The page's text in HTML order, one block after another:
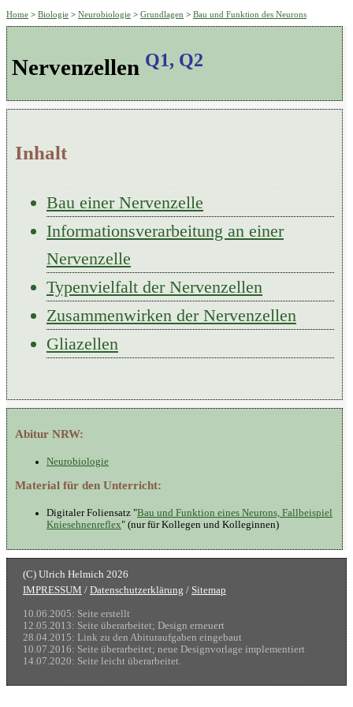
Home > Biologie > Neurobiologie > Grundlagen > Bau und Funktion des Neurons
Nervenzellen Q1, Q2
Inhalt
Bau einer Nervenzelle
Informationsverarbeitung an einer
Nervenzelle
Typenvielfalt der Nervenzellen
Zusammenwirken der Nervenzellen
Gliazellen
Abitur NRW:
Neurobiologie
Material für den Unterricht:
Digitaler Foliensatz "Bau und Funktion eines Neurons, Fallbeispiel
Kniesehnenreflex" (nur für Kollegen und Kolleginnen)
IMPRESSUM / Datenschutzerklärung / Sitemap
10.06.2005: Seite erstellt
12.05.2013: Seite überarbeitet; Design erneuert
28.04.2015: Link zu den Abituraufgaben eingebaut
10.07.2016: Seite überarbeitet; neue Designvorlage implementiert
14.07.2020: Seite leicht überarbeitet.